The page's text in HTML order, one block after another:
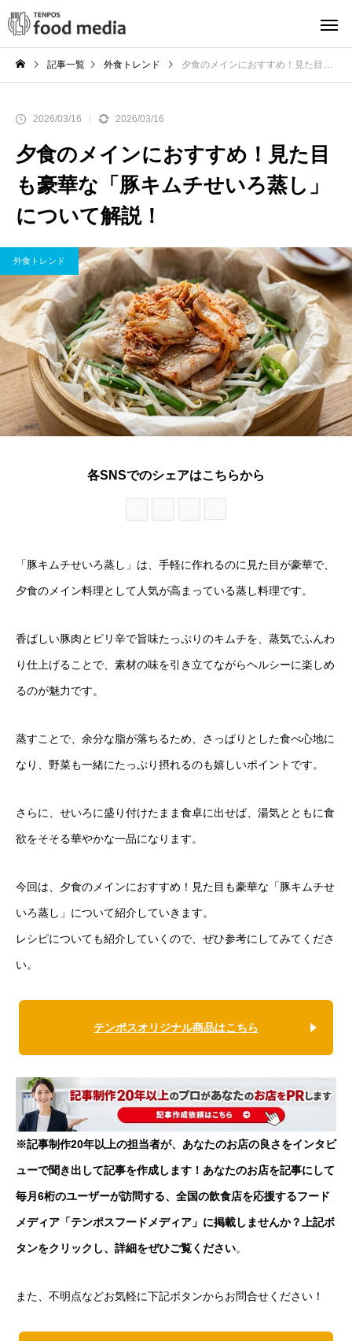
記事一覧 外食トレンド 夕食のメインにおすすめ！見た目も豪華な「豚キムチせいろ蒸し」について解説！
2026/03/16 2026/03/16
夕食のメインにおすすめ！見た目
も豪華な「豚キムチせいろ蒸し」
について解説！
外食トレンド
各SNSでのシェアはこちらから
「豚キムチせいろ蒸し」は、手軽に作れるのに見た目が豪華で、
夕食のメイン料理として人気が高まっている蒸し料理です。
香ばしい豚肉とピリ辛で旨味たっぷりのキムチを、蒸気でふんわ
り仕上げることで、素材の味を引き立てながらヘルシーに楽しめ
るのが魅力です。
蒸すことで、余分な脂が落ちるため、さっぱりとした食べ心地に
なり、野菜も一緒にたっぷり摂れるのも嬉しいポイントです。
さらに、せいろに盛り付けたまま食卓に出せば、湯気とともに食
欲をそそる華やかな一品になります。
今回は、夕食のメインにおすすめ！見た目も豪華な「豚キムチせ
いろ蒸し」について紹介していきます。
レシピについても紹介していくので、ぜひ参考にしてみてくださ
い。
テンポスオリジナル商品はこちら
※記事制作20年以上の担当者が、あなたのお店の良さをインタビ
ューで聞き出して記事を作成します！あなたのお店を記事にして
毎月6桁のユーザーが訪問する、全国の飲食店を応援するフード
メディア「テンポスフードメディア」に掲載しませんか？上記ボ
タンをクリックし、詳細をぜひご覧ください。
また、不明点などお気軽に下記ボタンからお問合せください！